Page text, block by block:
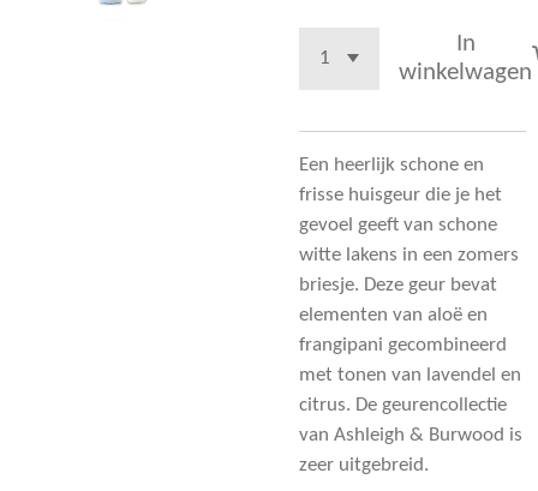
In
winkelwagen
Een heerlijk schone en
frisse huisgeur die je het
gevoel geeft van schone
witte lakens in een zomers
briesje. Deze geur bevat
elementen van aloë en
frangipani gecombineerd
met tonen van lavendel en
citrus. De geurencollectie
van Ashleigh & Burwood is
zeer uitgebreid.